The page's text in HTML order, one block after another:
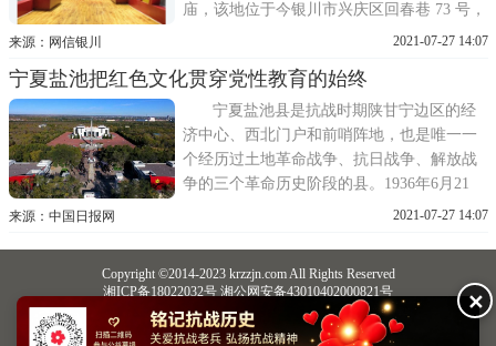
庙，该地位于今银川市兴庆区回春巷 73 号，
是银川市兴庆区景岳小学所在地。抗战期
大肆迫害、屠杀共产党人和进步人士，崔景
岳、马文良、孟长有等共产党人先后被捕。
来源：网信银川 2021-07-27 14:07
宁夏盐池把红色文化贯穿党性教育的始终
宁夏盐池县是抗战时期陕甘宁边区的经
济中心、西北门户和前哨阵地，也是唯一一
个经历过土地革命战争、抗日战争、解放战
争的三个革命历史阶段的县。1936年6月21
日，中国工农红军西征解放了盐池，建立了
池县的红色基因自此开始流传。13年的革命
历程中，盐池为保卫陕甘
来源：中国日报网 2021-07-27 14:07
Copyright ©2014-2023 krzzjn.com All Rights Reserved
湘ICP备18022032号 湘公网安备43010402000821号
中央网信办违法和不良信息举报中心
长沙市互联网违法和不良信息举报中心
不良信息举报电话：0731-85531328 19198230121（微信同号）
纠错电话：18182129125 15116420702
✕